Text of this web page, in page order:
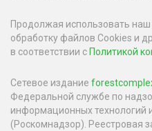
Продолжая использовать наш
обработку файлов Cookies и
в соответствии с Политикой
Сетевое издание
Федеральной службе по
информационных технологий
(Роскомнадзор). Реестровая